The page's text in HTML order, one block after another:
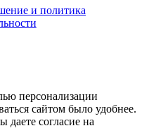
и политика
персонализации
сайтом было удобнее.
даете согласие на